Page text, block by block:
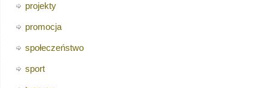
projekty
promocja
społeczeństwo
sport